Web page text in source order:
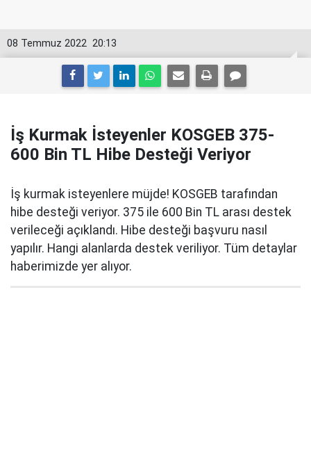
20:13
08 Temmuz 2022
İş Kurmak İsteyenler KOSGEB 375-
600 Bin TL Hibe Desteği Veriyor
İş kurmak isteyenlere müjde! KOSGEB tarafından
hibe desteği veriyor. 375 ile 600 Bin TL arası destek
verileceği açıklandı. Hibe desteği başvuru nasıl
yapılır. Hangi alanlarda destek veriliyor. Tüm detaylar
haberimizde yer alıyor.